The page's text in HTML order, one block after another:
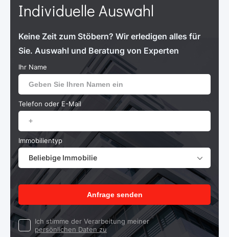
Individuelle Auswahl
Keine Zeit zum Stöbern? Wir erledigen alles für
Sie. Auswahl und Beratung von Experten
Ihr Name
Telefon oder E-Mail
Immobilientyp
Beliebige Immobilie
Anfrage senden
Ich stimme der Verarbeitung meiner
persönlichen Daten zu